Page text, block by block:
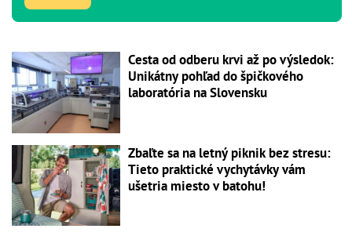
Cesta od odberu krvi až po výsledok:
Unikátny pohľad do špičkového
laboratória na Slovensku
Zbaľte sa na letný piknik bez stresu:
Tieto praktické vychytávky vám
ušetria miesto v batohu!